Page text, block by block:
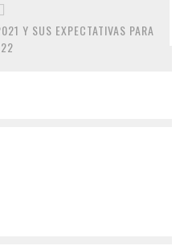
Y SUS EXPECTATIVAS PARA